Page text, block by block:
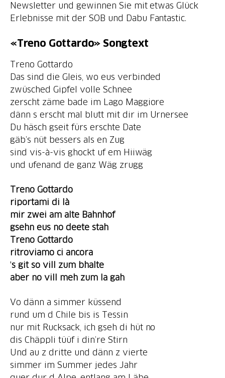
Newsletter und gewinnen Sie mit etwas Glück
Erlebnisse mit der SOB und Dabu Fantastic.
«Treno Gottardo» Songtext
Treno Gottardo
Das sind die Gleis, wo eus verbinded
zwüsched Gipfel volle Schnee
zerscht zäme bade im Lago Maggiore
dänn s erscht mal blutt mit dir im Urnersee
Du häsch gseit fürs erschte Date
gäb’s nüt bessers als en Zug
sind vis-à-vis ghockt uf em Hiiwäg
und ufenand de ganz Wäg zrugg
Treno Gottardo
riportami di là
mir zwei am alte Bahnhof
gsehn eus no deete stah
Treno Gottardo
ritroviamo ci ancora
's git so vill zum bhalte
aber no vill meh zum la gah
Vo dänn a simmer küssend
rund um d Chile bis is Tessin
nur mit Rucksack, ich gseh di hüt no
dis Chäppli tüüf i din’re Stirn
Und au z dritte und dänn z vierte
simmer im Summer jedes Jahr